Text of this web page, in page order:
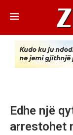
​Edhe një
arrestohet